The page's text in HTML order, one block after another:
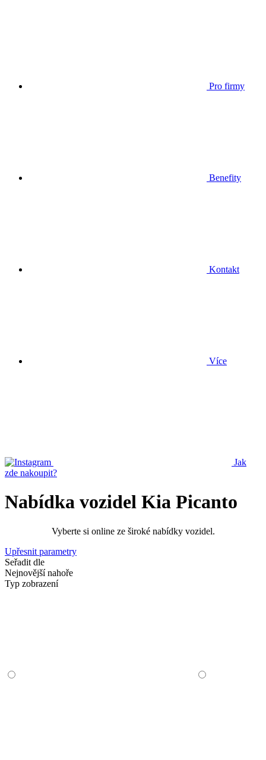
Pro firmy
Benefity
Kontakt
Více
Jak
zde nakoupit?
Nabídka vozidel Kia Picanto
Vyberte si online ze široké nabídky vozidel.
Upřesnit parametry
Seřadit dle
Nejnovější nahoře
Typ zobrazení